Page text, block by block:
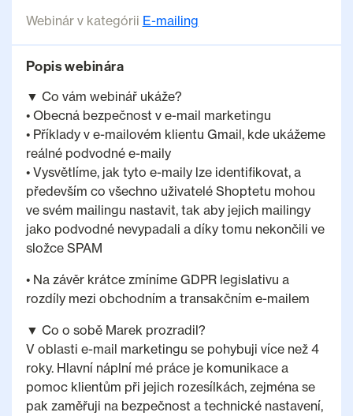
Webinár v kategórii E-mailing
Popis webinára
▼ Co vám webinář ukáže?
• Obecná bezpečnost v e-mail marketingu
• Příklady v e-mailovém klientu Gmail, kde ukážeme
reálné podvodné e-maily
• Vysvětlíme, jak tyto e-maily lze identifikovat, a
především co všechno uživatelé Shoptetu mohou
ve svém mailingu nastavit, tak aby jejich mailingy
jako podvodné nevypadali a díky tomu nekončili ve
složce SPAM
• Na závěr krátce zmíníme GDPR legislativu a
rozdíly mezi obchodním a transakčním e-mailem
▼ Co o sobě Marek prozradil?
V oblasti e-mail marketingu se pohybuji více než 4
roky. Hlavní náplní mé práce je komunikace a
pomoc klientům při jejich rozesílkách, zejména se
pak zaměřuji na bezpečnost a technické nastavení,